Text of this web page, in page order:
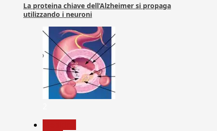
La proteina chiave dell’Alzheimer si propaga
utilizzando i neuroni